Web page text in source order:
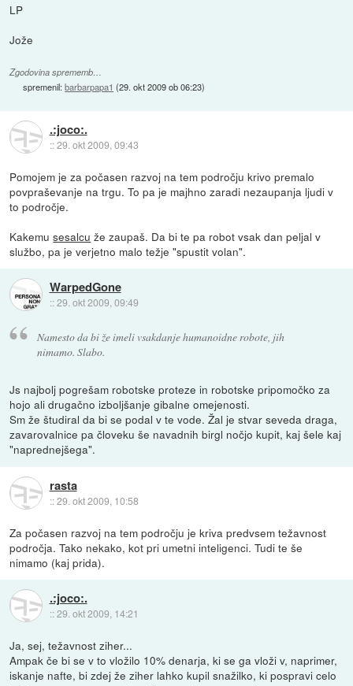
LP
Jože
Zgodovina sprememb…
spremenil:barbarpapa1 (29. okt 2009 ob 06:23)
.:joco:.
::29. okt 2009, 09:43
Pomojem je za počasen razvoj na tem področju krivo premalo
povpraševanje na trgu. To pa je majhno zaradi nezaupanja ljudi v
to področje.
Kakemusesalcu že zaupaš. Da bi te pa robot vsak dan peljal v
službo, pa je verjetno malo težje "spustit volan".
WarpedGone
::29. okt 2009, 09:49
Namesto da bi že imeli vsakdanje humanoidne robote, jih
nimamo. Slabo.
Js najbolj pogrešam robotske proteze in robotske pripomočko za
hojo ali drugačno izboljšanje gibalne omejenosti.
Sm že študiral da bi se podal v te vode. Žal je stvar seveda draga,
zavarovalnice pa človeku še navadnih birgl nočjo kupit, kaj šele kaj
"naprednejšega".
rasta
::29. okt 2009, 10:58
Za počasen razvoj na tem področju je kriva predvsem težavnost
področja. Tako nekako, kot pri umetni inteligenci. Tudi te še
nimamo (kaj prida).
.:joco:.
::29. okt 2009, 14:21
Ja, sej, težavnost ziher...
Ampak če bi se v to vložilo 10% denarja, ki se ga vloži v, naprimer,
iskanje nafte, bi zdej že ziher lahko kupil snažilko, ki pospravi celo